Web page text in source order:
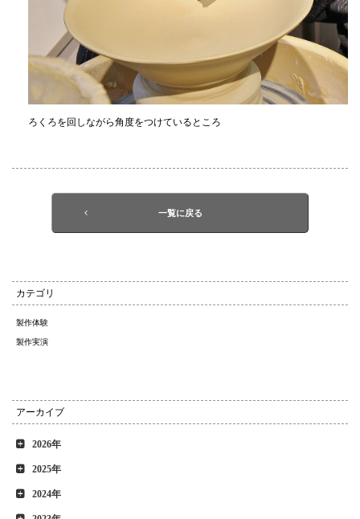
ろくろを回しながら角度をつけているところ
一覧に戻る
カテゴリ
製作体験
製作実演
アーカイブ
2026年
2025年
2024年